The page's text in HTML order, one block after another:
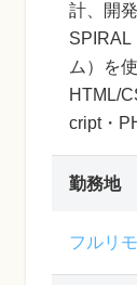
計、開
SPIRAL
ム）を
HTML/
cript・
勤務地
フルリ